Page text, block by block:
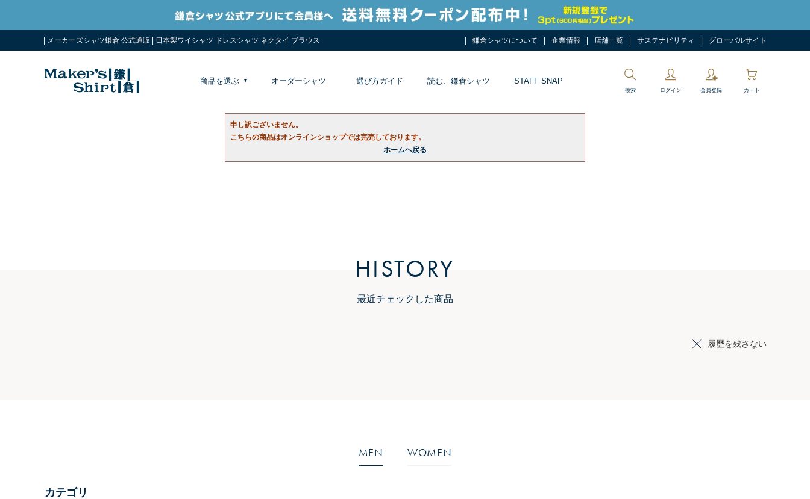
| メーカーズシャツ鎌倉 公式通販 | 日本製ワイシャツ ドレスシャツ ネクタイ ブラウス 鎌倉シャツについて 企業情報 店舗一覧 サステナビリティ グローバルサイト
商品を選ぶ オーダーシャツ 選び方ガイド 読む、鎌倉シャツ STAFF SNAP
検索 ログイン 会員登録 カート
申し訳ございません。
こちらの商品はオンラインショップでは完売しております。
ホームへ戻る
HISTORY
最近チェックした商品
履歴を残さない
MEN WOMEN
カテゴリ